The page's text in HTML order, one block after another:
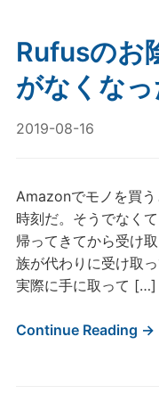
Rufusのお
がなくなっ
2019-08-16
Amazonでモノを買
時刻だ。そうでなく
帰ってきてから受け
族が代わりに受け取
実際に手に取って […]
Continue Reading →